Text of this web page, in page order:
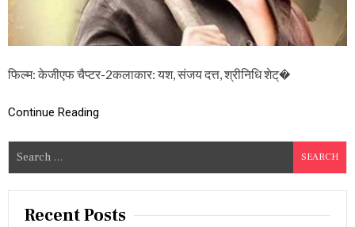
ली
को
की
बं
फिल्म: केजीएफ चैप्टर-2कलाकार: यश, संजय दत्त, श्रीनिधि शेट्�
Continue Reading
a
Recent Posts